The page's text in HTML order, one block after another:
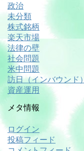
政治
未分類
株式銘柄
楽天市場
法律の壁
社会問題
米中問題
訪日（インバウンド）
資産運用
メタ情報
ログイン
投稿フィード